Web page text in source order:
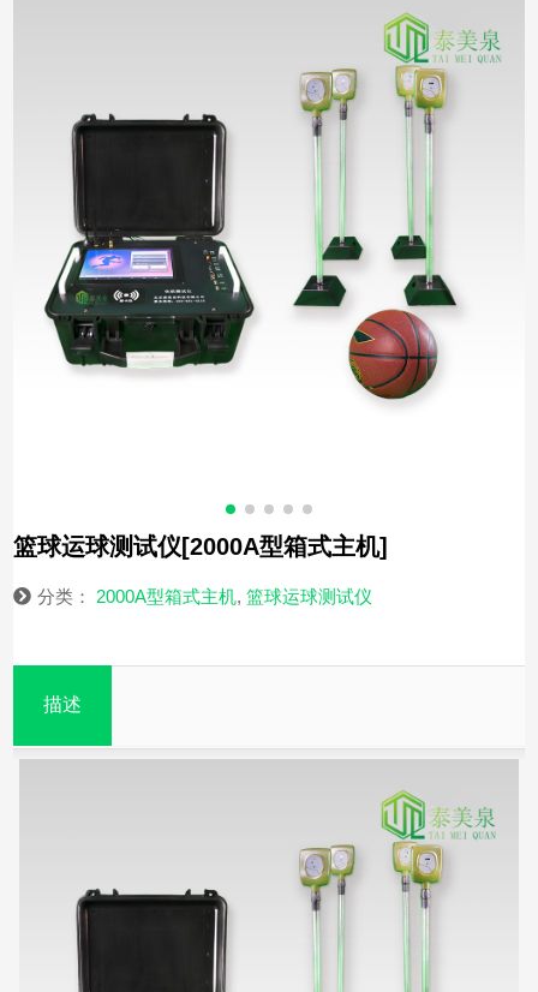
篮球运球测试仪[2000A型箱式主机]
分类： 2000A型箱式主机,篮球运球测试仪
描述